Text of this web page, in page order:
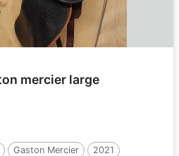
mercier large
Gaston Mercier
2021